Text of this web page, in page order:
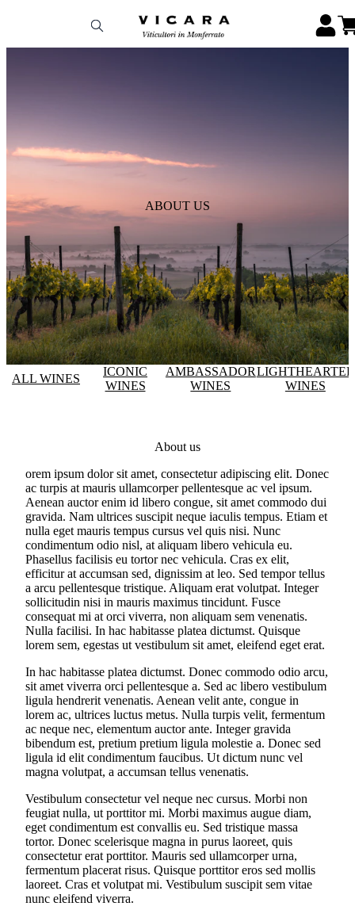
ABOUT US
ALL WINES
ICONIC
WINES
AMBASSADOR
WINES
LIGHTHEARTED
WINES
About us
orem ipsum dolor sit amet, consectetur adipiscing elit. Donec
ac turpis at mauris ullamcorper pellentesque ac vel ipsum.
Aenean auctor enim id libero congue, sit amet commodo dui
gravida. Nam ultrices suscipit neque iaculis tempus. Etiam et
nulla eget mauris tempus cursus vel quis nisi. Nunc
condimentum odio nisl, at aliquam libero vehicula eu.
Phasellus facilisis eu tortor nec vehicula. Cras ex elit,
efficitur at accumsan sed, dignissim at leo. Sed tempor tellus
a arcu pellentesque tristique. Aliquam erat volutpat. Integer
sollicitudin nisi in mauris maximus tincidunt. Fusce
consequat mi at orci viverra, non aliquam sem venenatis.
Nulla facilisi. In hac habitasse platea dictumst. Quisque
lorem sem, egestas ut vestibulum sit amet, eleifend eget erat.
In hac habitasse platea dictumst. Donec commodo odio arcu,
sit amet viverra orci pellentesque a. Sed ac libero vestibulum
ligula hendrerit venenatis. Aenean velit ante, congue in
lorem ac, ultrices luctus metus. Nulla turpis velit, fermentum
ac neque nec, elementum auctor ante. Integer gravida
bibendum est, pretium pretium ligula molestie a. Donec sed
ligula id elit condimentum faucibus. Ut dictum nunc vel
magna volutpat, a accumsan tellus venenatis.
Vestibulum consectetur vel neque nec cursus. Morbi non
feugiat nulla, ut porttitor mi. Morbi maximus augue diam,
eget condimentum est convallis eu. Sed tristique massa
tortor. Donec scelerisque magna in purus laoreet, quis
consectetur erat porttitor. Mauris sed ullamcorper urna,
fermentum placerat risus. Quisque porttitor eros sed mollis
laoreet. Cras et volutpat mi. Vestibulum suscipit sem vitae
nunc eleifend viverra.